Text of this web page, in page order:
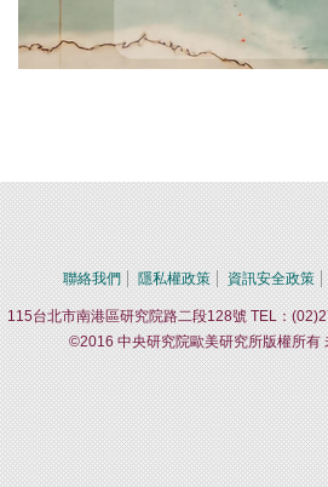
聯絡我們 隱私權政策 資訊安全政策
115台北市南港區研究院路二段128號 TEL：
©2016 中央研究院歐美研究所版權所有